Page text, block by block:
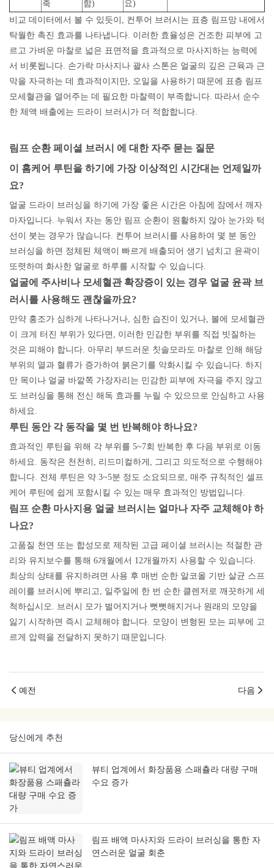
축 함) 요)
비교 데이터에서 볼 수 있듯이, 컨투어 브러시는 표층 림프망 내에서
탁월한 촉진 효과를 나타냅니다. 이러한 효율성은 건조한 피부에 고
르고 가벼운 마찰로 넓은 표면적을 효과적으로 마사지하는 능력에
서 비롯됩니다. 손가락 마사지나 괄사 스톤은 얼굴의 깊은 근육과 근
막을 자극하는 데 효과적이지만, 오일을 사용하기 때문에 표층 림프
모세혈관을 열어주는 데 필요한 마찰력이 부족합니다. 따라서 순수
한 체액 배출에는 드라이 브러시가 더 적합합니다.
림프 순환 페이셜 브러시 에 대한 자주 묻는 질문
이 홈케어 루틴을 하기에 가장 이상적인 시간대는 언제일까
요?
얼굴 드라이 브러싱을 하기에 가장 좋은 시간은 아침에 잠에서 깨자
마자입니다. 누워서 자는 동안 림프 순환이 원활하지 않아 눈가와 턱
선이 붓는 경우가 많습니다. 컨투어 브러시를 사용하여 몇 분 동안
브러싱을 하면 정체된 체액이 빠르게 배출되어 생기 넘치고 윤곽이
또렷하며 화사한 얼굴로 하루를 시작할 수 있습니다.
얼굴에 주사비나 모세혈관 확장증이 있는 경우 얼굴 윤곽 브
러시를 사용해도 괜찮을까요?
만약 홍조가 심하게 나타나거나, 심한 습진이 있거나, 볼에 모세혈관
이 크게 터진 부위가 있다면, 이러한 민감한 부위를 직접 빗질하는
것은 피해야 합니다. 아무리 부드러운 칫솔모라도 마찰로 인해 해당
부위의 열과 혈류가 증가하여 붉은기를 악화시킬 수 있습니다. 하지
만 목이나 얼굴 바깥쪽 가장자리는 민감한 피부에 자극을 주지 않고
도 브러싱을 통해 전신 해독 효과를 누릴 수 있으므로 안심하고 사용
하세요.
루틴 동안 각 동작을 몇 번 반복해야 하나요?
효과적인 루틴을 위해 각 부위를 5~7회 반복한 후 다음 부위로 이동
하세요. 동작은 천천히, 리드미컬하게, 그리고 의도적으로 수행해야
합니다. 전체 루틴은 약 3~5분 정도 소요되므로, 매주 규칙적인 셀프
케어 루틴에 쉽게 포함시킬 수 있는 매우 효과적인 방법입니다.
림프 순환 마사지용 얼굴 브러시는 얼마나 자주 교체해야 하
나요?
고품질 천연 또는 합성모로 제작된 고급 페이셜 브러시는 적절한 관
리와 유지보수를 통해 6개월에서 12개월까지 사용할 수 있습니다.
최상의 상태를 유지하려면 사용 후 매번 순한 알코올 기반 살균 스프
레이를 브러시에 뿌리고, 일주일에 한 번 순한 클렌저로 깨끗하게 세
척하십시오. 브러시 모가 벌어지거나 뻣뻣해지거나 원래의 모양을
잃기 시작하면 즉시 교체해야 합니다. 모양이 변형된 모는 피부에 고
르게 압력을 전달하지 못하기 때문입니다.
예전 다음
당신에게 추천
뷰티 업계에서 화장품용 스패츌라 대량 구매
수요 증가
림프 배액 마사지와 드라이 브러싱을 통한 자
연스러운 얼굴 회춘